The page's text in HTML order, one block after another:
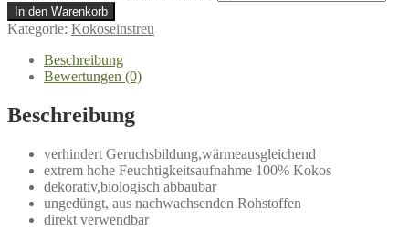
In den Warenkorb
Kategorie: Kokoseinstreu
Beschreibung
Bewertungen (0)
Beschreibung
verhindert Geruchsbildung,wärmeausgleichend
extrem hohe Feuchtigkeitsaufnahme 100% Kokos
dekorativ,biologisch abbaubar
ungedüngt, aus nachwachsenden Rohstoffen
direkt verwendbar